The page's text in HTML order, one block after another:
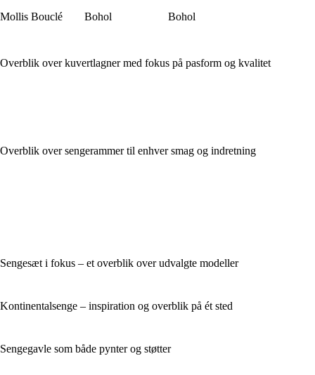
Mollis Bouclé
Bohol Bohol
Overblik over kuvertlagner med fokus på pasform og kvalitet
Overblik over sengerammer til enhver smag og indretning
Sengesæt i fokus – et overblik over udvalgte modeller
Kontinentalsenge – inspiration og overblik på ét sted
Sengegavle som både pynter og støtter